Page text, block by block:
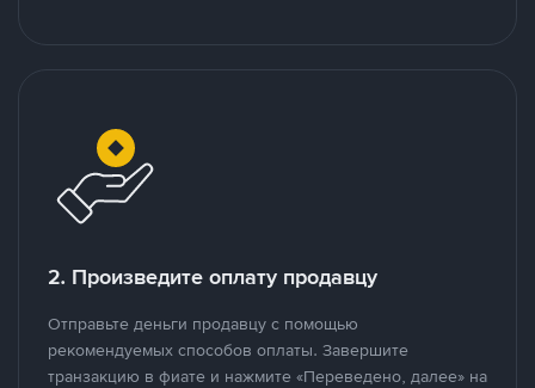
2. Произведите оплату продавцу
Отправьте деньги продавцу с помощью
рекомендуемых способов оплаты. Завершите
транзакцию в фиате и нажмите «Переведено, далее» на